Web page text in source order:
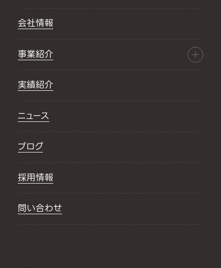
会社情報
事業紹介
実績紹介
ニュース
ブログ
採用情報
問い合わせ